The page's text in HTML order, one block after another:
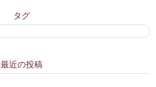
タ グ
最 近 の 投 稿